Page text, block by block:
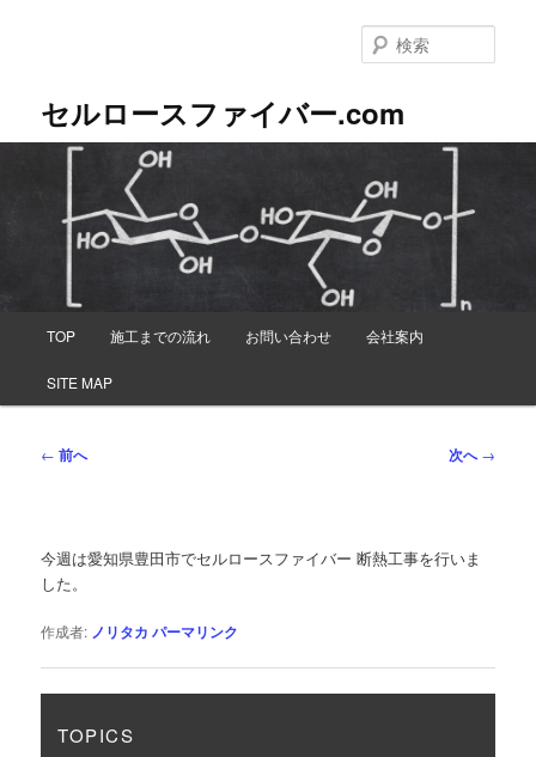
テ
へ
セルロースファイバー.com
索
メ
TOP 施工までの流れ お問い合わせ 会社案内
SITE MAP
投
ゲ
ー
ョ
← 前へ 次へ→
今週は愛知県豊田市でセルロースファイバー 断熱工事を行いま
した。
作成者: ノリタカ パーマリンク
TOPICS